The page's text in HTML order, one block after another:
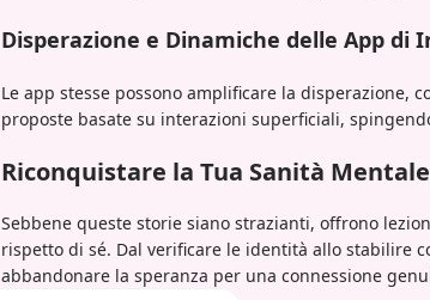
Disperazione e Dinamiche delle App di
Le app stesse possono amplificare la disperazione,
proposte basate su interazioni superficiali,
Riconquistare la Tua Sanità
Sebbene queste storie siano strazianti, offrono
rispetto di sé. Dal verificare le identità allo stabilire
abbandonare la speranza per una connessione